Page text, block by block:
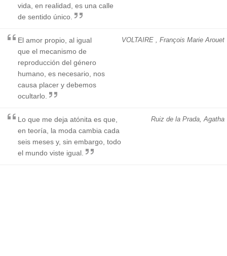
vida, en realidad, es una calle
de sentido único.
VOLTAIRE , François Marie Arouet
El amor propio, al igual
que el mecanismo de
reproducción del género
humano, es necesario, nos
causa placer y debemos
ocultarlo.
Ruiz de la Prada, Agatha
Lo que me deja atónita es que,
en teoría, la moda cambia cada
seis meses y, sin embargo, todo
el mundo viste igual.